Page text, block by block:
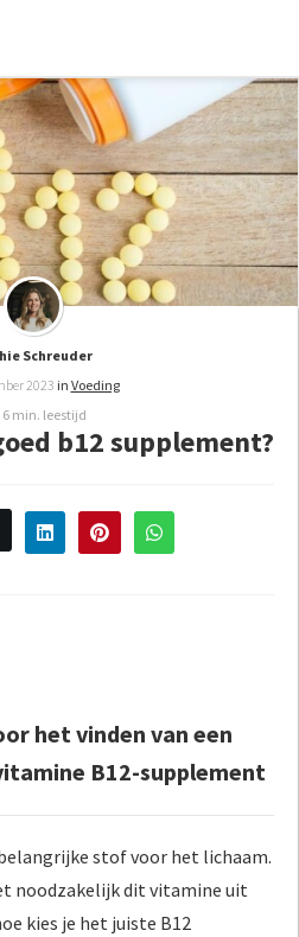
Schreuder
2023 in Voeding
6 min. leestijd
b12 supplement?
het vinden van een
B12-supplement
stof voor het lichaam.
noodzakelijk dit vitamine uit
kies je het juiste B12